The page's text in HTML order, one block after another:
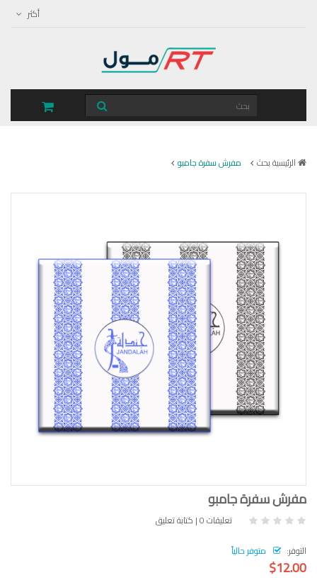
أكثر
الرئيسيةبحث مفرش سفرة جامبو
مفرش سفرة جامبو
تعليقات 0 | كتابة تعليق
التوفر:
متوفر حالياً
$12.00